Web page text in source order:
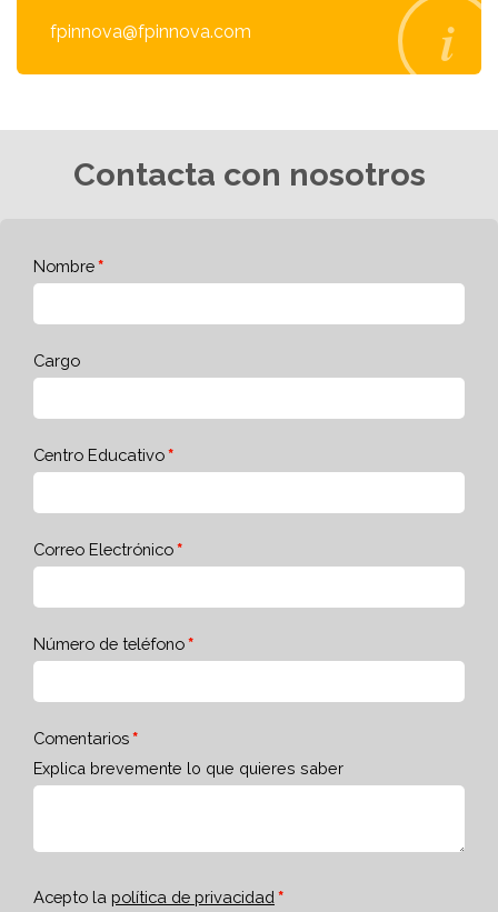
fpinnova@fpinnova.com
Contacta con nosotros
Nombre
Cargo
Centro Educativo
Correo Electrónico
Número de teléfono
Comentarios
Explica brevemente lo que quieres saber
Acepto la política de privacidad